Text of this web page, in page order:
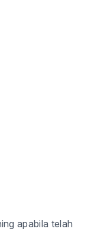
apabila telah